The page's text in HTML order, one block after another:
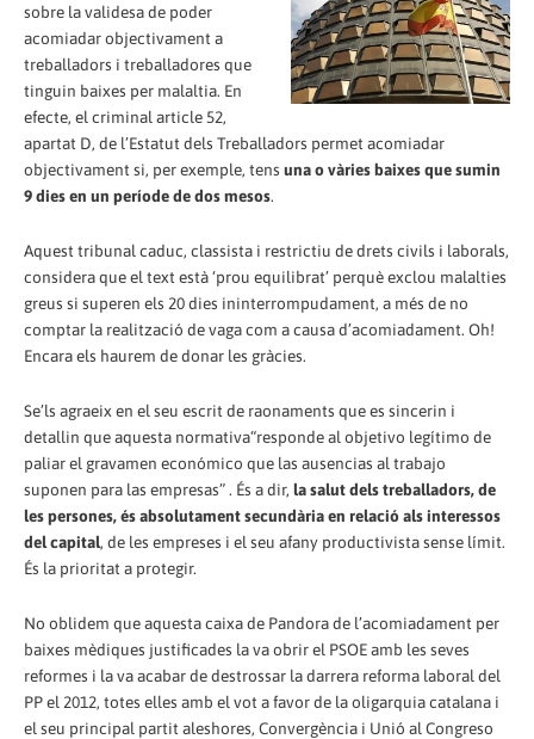
sobre la validesa de poder
acomiadar objectivament a
treballadors i treballadores que
tinguin baixes per malaltia. En
efecte, el criminal article 52,
apartat D, de l’Estatut dels Treballadors permet acomiadar
objectivament si, per exemple, tens una o vàries baixes que sumin
9 dies en un període de dos mesos.
Aquest tribunal caduc, classista i restrictiu de drets civils i laborals,
considera que el text està ‘prou equilibrat’ perquè exclou malalties
greus si superen els 20 dies ininterrompudament, a més de no
comptar la realització de vaga com a causa d’acomiadament. Oh!
Encara els haurem de donar les gràcies.
Se’ls agraeix en el seu escrit de raonaments que es sincerin i
detallin que aquesta normativa“responde al objetivo legítimo de
paliar el gravamen económico que las ausencias al trabajo
suponen para las empresas” . És a dir, la salut dels treballadors, de
les persones, és absolutament secundària en relació als interessos
del capital, de les empreses i el seu afany productivista sense límit.
És la prioritat a protegir.
No oblidem que aquesta caixa de Pandora de l’acomiadament per
baixes mèdiques justificades la va obrir el PSOE amb les seves
reformes i la va acabar de destrossar la darrera reforma laboral del
PP el 2012, totes elles amb el vot a favor de la oligarquia catalana i
el seu principal partit aleshores, Convergència i Unió al Congreso